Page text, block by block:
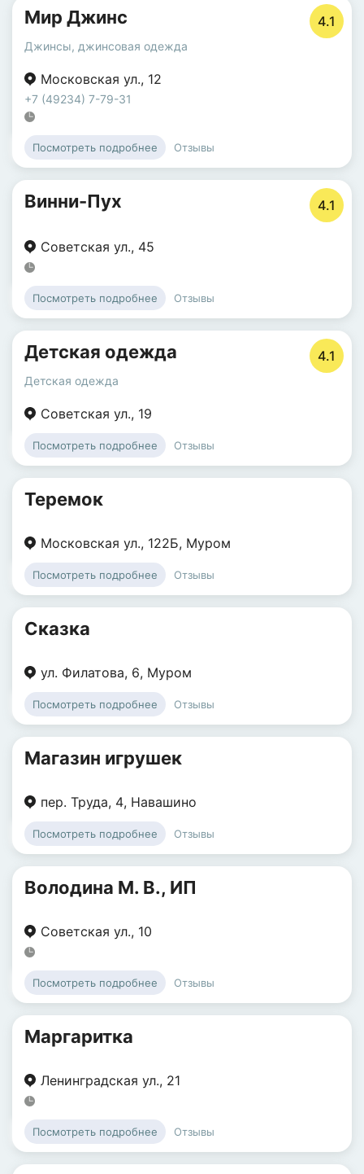
Мир Джинс 4.1
Джинсы, джинсовая одежда
Московская ул., 12
+7 (49234) 7-79-31
Посмотреть подробнее Отзывы
Винни-Пух 4.1
Советская ул., 45
Посмотреть подробнее Отзывы
Детская одежда 4.1
Детская одежда
Советская ул., 19
Посмотреть подробнее Отзывы
Теремок
Московская ул., 122Б, Муром
Посмотреть подробнее Отзывы
Сказка
ул. Филатова, 6, Муром
Посмотреть подробнее Отзывы
Магазин игрушек
пер. Труда, 4, Навашино
Посмотреть подробнее Отзывы
Володина М. В., ИП
Советская ул., 10
Посмотреть подробнее Отзывы
Маргаритка
Ленинградская ул., 21
Посмотреть подробнее Отзывы